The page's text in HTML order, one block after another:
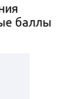
баллы